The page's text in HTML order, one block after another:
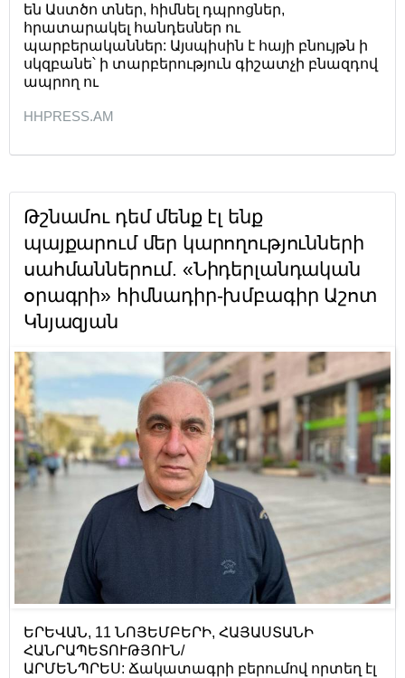
են Աստծո տներ, հիմնել դպրոցներ,
հրատարակել հանդեսներ ու
պարբերականներ: Այսպիսին է հայի բնույթն ի
սկզբանե՝ ի տարբերություն գիշատչի բնազդով
ապրող ու
HHPRESS.AM
Թշնամու դեմ մենք էլ ենք
պայքարում մեր կարողությունների
սահմաններում. «Նիդերլանդական
օրագրի» հիմնադիր-խմբագիր Աշոտ
Կնյազյան
ԵՐԵՎԱՆ, 11 ՆՈՅԵՄԲԵՐԻ, ՀԱՅԱՍՏԱՆԻ
ՀԱՆՐԱՊԵՏՈՒԹՅՈՒՆ/
ԱՐՄԵՆՊՐԵՍ: Ճակատագրի բերումով որտեղ էլ